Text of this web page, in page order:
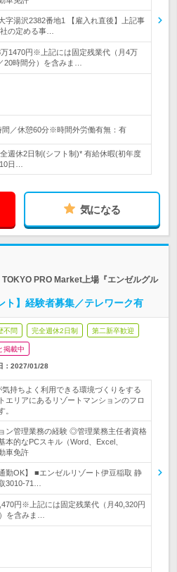
字湯沢2382番地1 【雇入れ直後】上記事
の定める事…
万1470円※上記には固定残業代（月4万
20時間分）を含みま…
／休憩60分※時間外労働有無：有
週休2日制(シフト制)* 有給休暇(初年度
日…
気になる
PRO Market上場『エンゼルグル
ト】経験者募集／テレワーク有
不問 完全週休2日制 第二新卒歓迎
掲載中
： 2027/01/28
気持ちよく利用できる環境づくりをする
エリアにあるリゾートマンションのフロ
。
ン管理業務の経験 ◎管理業務主任者資格
的なPCスキル（Word、Excel、
車免許
勤OK】 ■エンゼルリゾート伊豆稲取 静
3010‐71…
円※上記には固定残業代（月40,320円
を含みま…